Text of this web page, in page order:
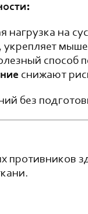
нагрузка на
укрепляет
способ
снижают
без
противников